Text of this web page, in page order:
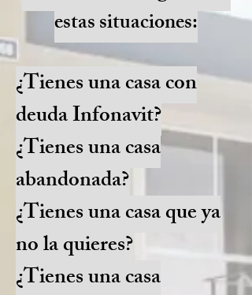
estas situaciones:
¿Tienes una casa con
deuda Infonavit?
¿Tienes una casa
abandonada?
¿Tienes una casa que ya
no la quieres?
¿Tienes una casa